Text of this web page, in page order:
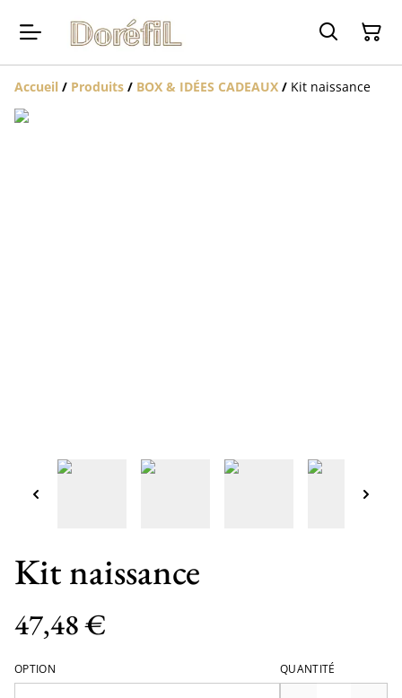
Accueil / Produits / BOX & IDÉES CADEAUX / Kit naissance
Kit naissance
47,48 €
OPTION QUANTITÉ